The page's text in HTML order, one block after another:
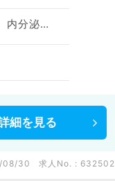
神経内科、一般内科、循環器内科、呼吸器内科、消化器内科、内分泌・代謝内科、腎臓内科、老年内科、血液内科、膠原病科
細を 見る
08/30 求人No. : 632502